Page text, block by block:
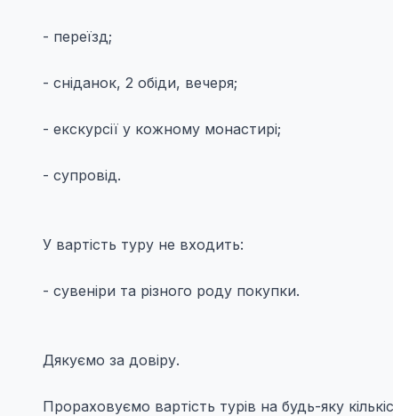
- переїзд;
- сніданок, 2 обіди, вечеря;
- екскурсії у кожному монастирі;
- супровід.
У вартість туру не входить:
- сувеніри та різного роду покупки.
Дякуємо за довіру.
Прораховуємо вартість турів на будь-яку